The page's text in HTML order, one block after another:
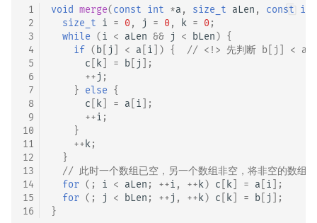
最小表示法
Lyndon 分解
Main–Lorentz 算法
离散对数
高次剩余 & 单位根
杜教筛
数值算法
序理论
杨氏矩阵
拟阵
Berlekamp–Massey 算法
K-D Tree
动态树
析合树
PQ 树
手指树
霍夫曼树
二分图
平面图
弦图
图的着色
网络流
图的匹配
Prüfer 序列
空间优化简介
1
2
3
4
5
6
7
8
9
10
11
12
13
14
15
16
void merge(const int *a , size_t aLen , const int
size_t i = 0, j = 0, k = 0;
while (i < aLen && j < bLen) {
if ( b j < a i ]) {
// <!> 先判断 b[j] < a[i]
c
k = b j
];
++j ;
} else {
c
k = a i ];
++i ;
}
++ k;
}
// 此时一个数组已空，另一个数组非空，将非空的数组
for (; i < aLen ; ++i , ++ k) c k = a i ];
for (; j < bLen ; ++j , ++ k) c k = b j
];
}